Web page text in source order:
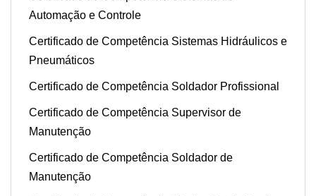
Automação e Controle
Certificado de Competência Sistemas Hidráulicos e
Pneumáticos
Certificado de Competência Soldador Profissional
Certificado de Competência Supervisor de
Manutenção
Certificado de Competência Soldador de
Manutenção